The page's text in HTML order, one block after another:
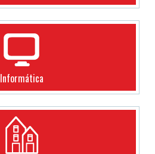
Informática